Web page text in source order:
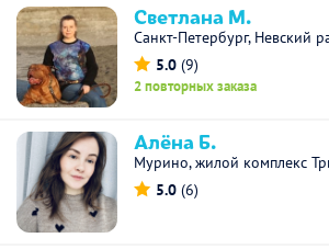
Светлана М.
Санкт-Петербург, Невский
5.0 (9)
2 повторных заказа
Алёна Б.
Мурино, жилой комплекс
5.0 (6)